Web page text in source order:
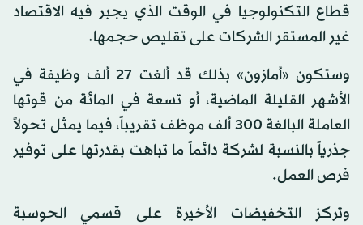
قطاع التكنولوجيا في الوقت الذي يجبر فيه الاقتصاد
غير المستقر الشركات على تقليص حجمها.
وستكون «أمازون» بذلك قد ألغت 27 ألف وظيفة في
الأشهر القليلة الماضية، أو تسعة في المائة من قوتها
العاملة البالغة 300 ألف موظف تقريباً، فيما يمثل تحولاً
جذرياً بالنسبة لشركة دائماً ما تباهت بقدرتها على توفير
فرص العمل.
وتركز التخفيضات الأخيرة على قسمي الحوسبة